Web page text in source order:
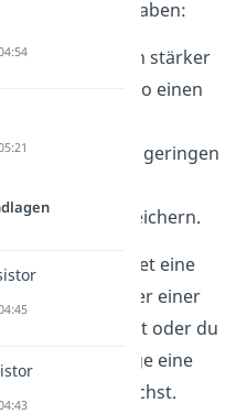
Bedeutungen haben:
lässt sich stärker
Sie hält also einen
Druck aus.
nur einen geringen
zu speichern.
bedeutet eine
also, dass er einer
standhält oder du
Ladungsmenge eine
Spannung brauchst.